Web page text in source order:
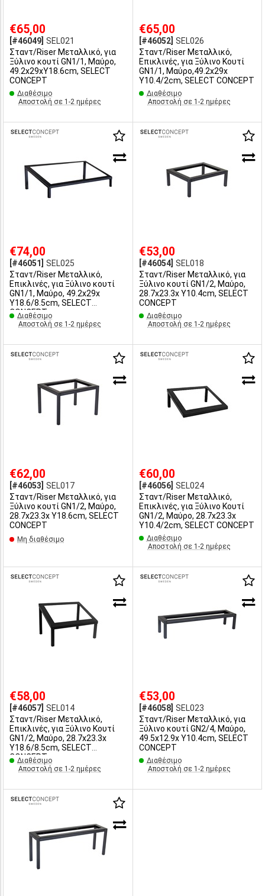
€65,00
[#46049] SEL021
Σταντ/Riser Μεταλλικό, για
Ξύλινο κουτί GN1/1, Μαύρo,
49.2x29xΥ18.6cm, SELECT
CONCEPT
Διαθέσιμο
Αποστολή σε 1-2 ημέρες
€65,00
[#46052] SEL026
Σταντ/Riser Μεταλλικό,
Επικλινές, για Ξύλινο Κουτί
GN1/1, Μαύρo,49.2x29x
Υ10.4/2cm, SELECT CONCEPT
Διαθέσιμο
Αποστολή σε 1-2 ημέρες
€74,00
[#46051]
SEL025
Σταντ/Riser Μεταλλικό,
Επικλινές, για Ξύλινο κουτί
GN1/1, Μαύρo, 49.2x29x
Υ18.6/8.5cm, SELECT
CONCEPT
Διαθέσιμο
Αποστολή σε 1-2 ημέρες
€53,00
[#46054] SEL018
Σταντ/Riser Μεταλλικό, για
Ξύλινο κουτί GN1/2, Μαύρo,
28.7x23.3x Υ10.4cm, SELECT
CONCEPT
Διαθέσιμο
Αποστολή σε 1-2 ημέρες
€62,00
[#46053] SEL017
Σταντ/Riser Μεταλλικό, για
Ξύλινο κουτί GN1/2, Μαύρo,
28.7x23.3x Υ18.6cm, SELECT
CONCEPT
Μη διαθέσιμο
€60,00
[#46056] SEL024
Σταντ/Riser Μεταλλικό,
Επικλινές, για Ξύλινο Κουτί
GN1/2, Μαύρo, 28.7x23.3x
Υ10.4/2cm, SELECT CONCEPT
Διαθέσιμο
Αποστολή σε 1-2 ημέρες
€58,00
[#46057] SEL014
Σταντ/Riser Μεταλλικό,
Επικλινές, για Ξύλινο Κουτί
GN1/2, Μαύρo, 28.7x23.3x
Υ18.6/8.5cm, SELECT
CONCEPT
Διαθέσιμο
Αποστολή σε 1-2 ημέρες
€53,00
[#46058] SEL023
Σταντ/Riser Μεταλλικό, για
Ξύλινο κουτί GN2/4, Μαύρo,
49.5x12.9x Υ10.4cm, SELECT
CONCEPT
Διαθέσιμο
Αποστολή σε 1-2 ημέρες